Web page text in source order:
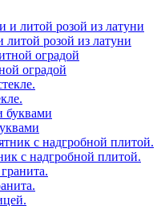
розой из латуни
оградой
с надгробной плитой.